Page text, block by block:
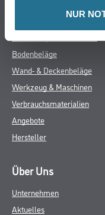
NUR
Bodenbeläge
Wand- & Deckenbeläge
Werkzeug & Maschinen
Verbrauchsmaterialien
Angebote
Hersteller
Über Uns
Unternehmen
Aktuelles